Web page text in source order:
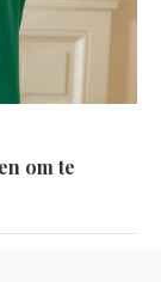
om te